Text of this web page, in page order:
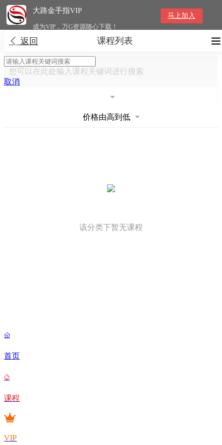
大路金手指VIP
成为VIP，万G资源随心下载！
马上加入
 返回 
课程列表
您可以在此处输入课程关键词进行搜索
取消
价格由高到低
该分类下暂无课程

首页

课程
VIP